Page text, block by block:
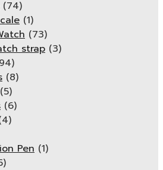
(74)
(1)
(73)
strap (3)
(8)
(5)
(6)
Pen (1)